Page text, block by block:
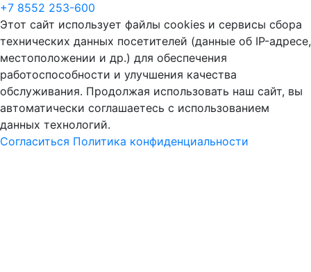
+7 8552 253-600
Этот сайт использует файлы cookies и сервисы сбора
технических данных посетителей (данные об IP-адресе,
местоположении и др.) для обеспечения
работоспособности и улучшения качества
обслуживания. Продолжая использовать наш сайт, вы
автоматически соглашаетесь с использованием
данных технологий.
Согласиться Политика конфиденциальности